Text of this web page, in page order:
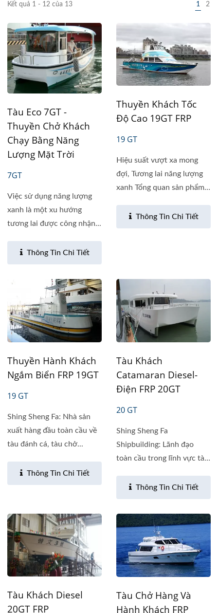
Kết quả 1 - 12 của 13 1 2
Tàu Eco 7GT -
Thuyền Chở Khách
Chạy Bằng Năng
Lượng Mặt Trời
7GT
Việc sử dụng năng lượng
xanh là một xu hướng
tương lai được công nhận...
Thông Tin Chi Tiết
Thuyền Khách Tốc
Độ Cao 19GT FRP
19 GT
Hiệu suất vượt xa mong
đợi, Tương lai năng lượng
xanh Tổng quan sản phẩm
Thông Tin Chi Tiết
Thuyền Hành Khách
Ngắm Biển FRP 19GT
19 GT
Shing Sheng Fa: Nhà sản
xuất hàng đầu toàn cầu về
tàu đánh cá, tàu chở...
Thông Tin Chi Tiết
Tàu Khách
Catamaran Diesel-
Điện FRP 20GT
20 GT
Shing Sheng Fa
Shipbuilding: Lãnh đạo
toàn cầu trong lĩnh vực tàu
Thông Tin Chi Tiết
Tàu Khách Diesel
20GT FRP
Tàu Chở Hàng Và
Hành Khách FRP